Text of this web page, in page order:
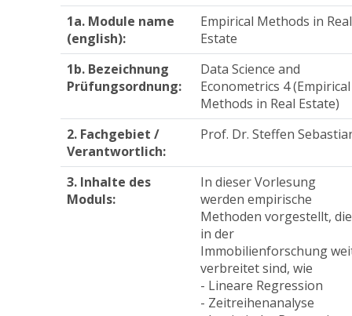
1a. Module name
(english):
Empirical Methods in Real
Estate
1b. Bezeichnung
Prüfungsordnung:
Data Science and
Econometrics 4 (Empirical
Methods in Real Estate)
2. Fachgebiet /
Verantwortlich:
Prof. Dr. Steffen
3. Inhalte des
Moduls:
In dieser Vorlesung
werden empirische
Methoden vorgestellt, die
in der
Immobilienforschung
verbreitet sind, wie
- Lineare Regression
- Zeitreihenanalyse